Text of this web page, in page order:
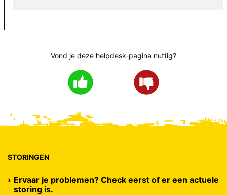
Vond je deze helpdesk-pagina nuttig?
STORINGEN
Ervaar je problemen? Check eerst of er een actuele
storing is.